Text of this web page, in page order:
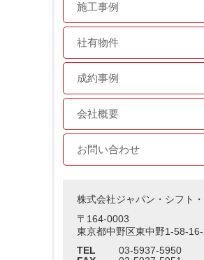
施工事例
社有物件
成約事例
会社概要
お問い合わせ
株式会社ジャパン・シフト
〒164-0003
東京都中野区東中野1-58-
TEL
03-5937-5950